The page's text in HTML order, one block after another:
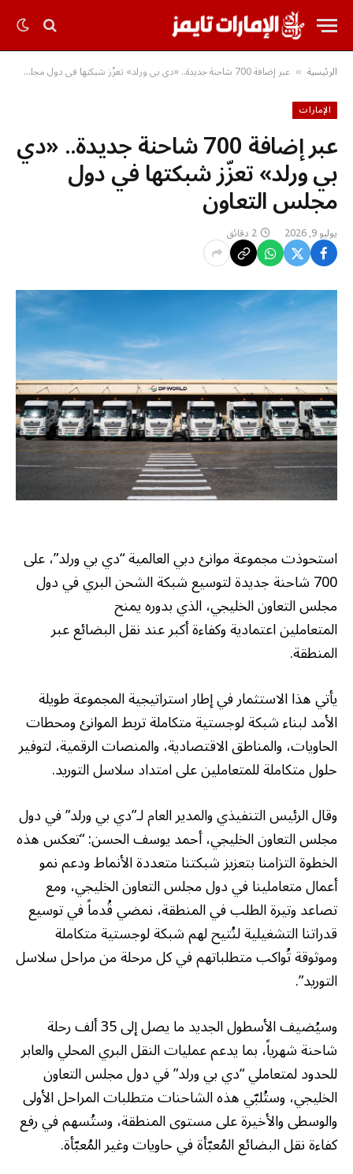
الرئيسية » عبر إضافة 700 شاحنة جديدة.. «دي بي ورلد» تعزّز شبكتها في دول مجلس التعاون
الإمارات
عبر إضافة 700 شاحنة جديدة.. «دي
بي ورلد» تعزّز شبكتها في دول
مجلس التعاون
يوليو 9, 2026 2 دقائق
استحوذت مجموعة موانئ دبي العالمية “دي بي ورلد”، على
700 شاحنة جديدة لتوسيع شبكة الشحن البري في دول
مجلس التعاون الخليجي، الذي بدوره يمنح
المتعاملين اعتمادية وكفاءة أكبر عند نقل البضائع عبر
المنطقة.
يأتي هذا الاستثمار في إطار استراتيجية المجموعة طويلة
الأمد لبناء شبكة لوجستية متكاملة تربط الموانئ ومحطات
الحاويات، والمناطق الاقتصادية، والمنصات الرقمية، لتوفير
حلول متكاملة للمتعاملين على امتداد سلاسل التوريد.
وقال الرئيس التنفيذي والمدير العام لـ”دي بي ورلد” في دول
مجلس التعاون الخليجي، أحمد يوسف الحسن: “تعكس هذه
الخطوة التزامنا بتعزيز شبكتنا متعددة الأنماط ودعم نمو
أعمال متعاملينا في دول مجلس التعاون الخليجي، ومع
تصاعد وتيرة الطلب في المنطقة، نمضي قُدماً في توسيع
قدراتنا التشغيلية لنُتيح لهم شبكة لوجستية متكاملة
وموثوقة تُواكب متطلباتهم في كل مرحلة من مراحل سلاسل
التوريد”.
وسيُضيف الأسطول الجديد ما يصل إلى 35 ألف رحلة
شاحنة شهرياً، بما يدعم عمليات النقل البري المحلي والعابر
للحدود لمتعاملي “دي بي ورلد” في دول مجلس التعاون
الخليجي، وستُلبّي هذه الشاحنات متطلبات المراحل الأولى
والوسطى والأخيرة على مستوى المنطقة، وستُسهم في رفع
كفاءة نقل البضائع المُعبّأة في حاويات وغير المُعبّأة.